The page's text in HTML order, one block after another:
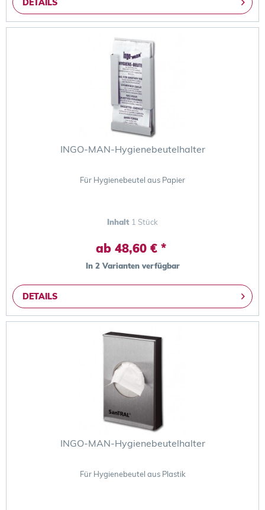
DETAILS
INGO-MAN-Hygienebeutelhalter
Für Hygienebeutel aus Papier
Inhalt 1 Stück
ab 48,60 € *
In 2 Varianten verfügbar
DETAILS
INGO-MAN-Hygienebeutelhalter
Für Hygienebeutel aus Plastik